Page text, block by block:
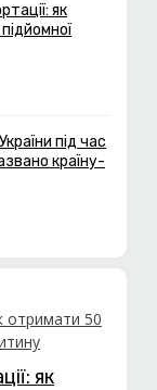
як
під час
країну-
як